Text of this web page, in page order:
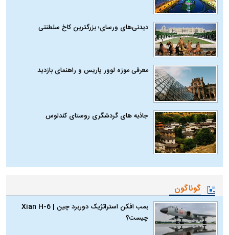
دیدنی‌های ورسای؛ بزرگترین کاخ سلطنتی
معرفی موزه لوور پاریس و راهنمای بازدید
جاذبه های گردشگری روستای کندلوس
گوناگون
بمب افکن استراتژیک دوربرد چین | Xian H-6
چیست؟